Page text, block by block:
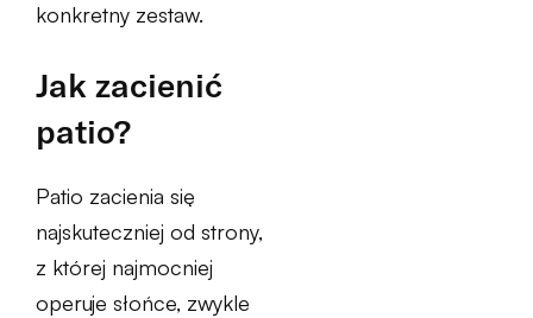
konkretny zestaw.
Jak zacienić
patio?
Patio zacienia się
najskuteczniej od strony,
z której najmocniej
operuje słońce, zwykle